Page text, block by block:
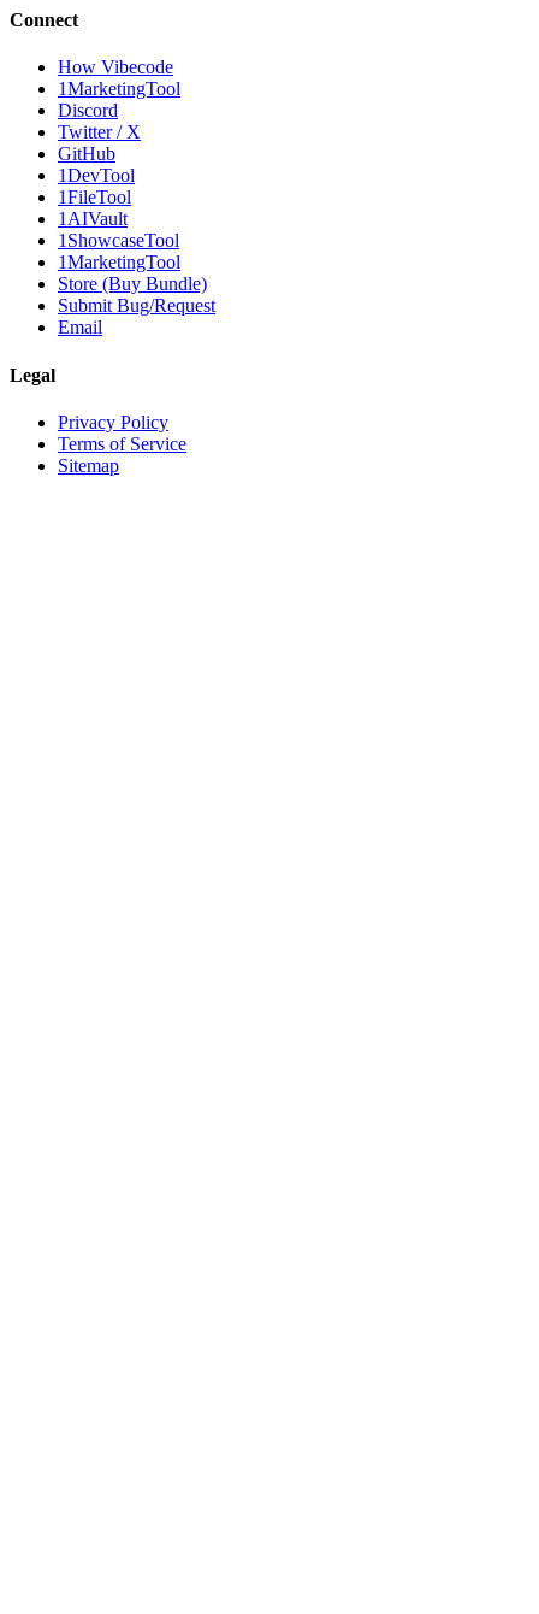
Connect
How Vibecode
1MarketingTool
Discord
Twitter / X
GitHub
1DevTool
1FileTool
1AIVault
1ShowcaseTool
1MarketingTool
Store (Buy Bundle)
Submit Bug/Request
Email
Legal
Privacy Policy
Terms of Service
Sitemap